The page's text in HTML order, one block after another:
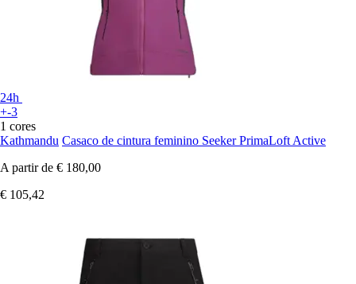
24h
+-3
1 cores
Kathmandu Casaco de cintura feminino Seeker PrimaLoft Active
A partir de € 180,00
€ 105,42